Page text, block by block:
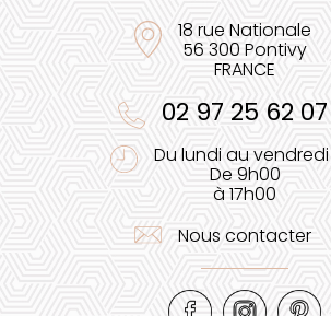
18 rue Nationale
56 300 Pontivy
FRANCE
02 97 25 62 07
Du lundi au vendredi
De 9h00
à 17h00
Nous contacter